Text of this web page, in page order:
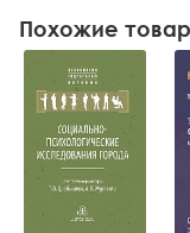
Похожие